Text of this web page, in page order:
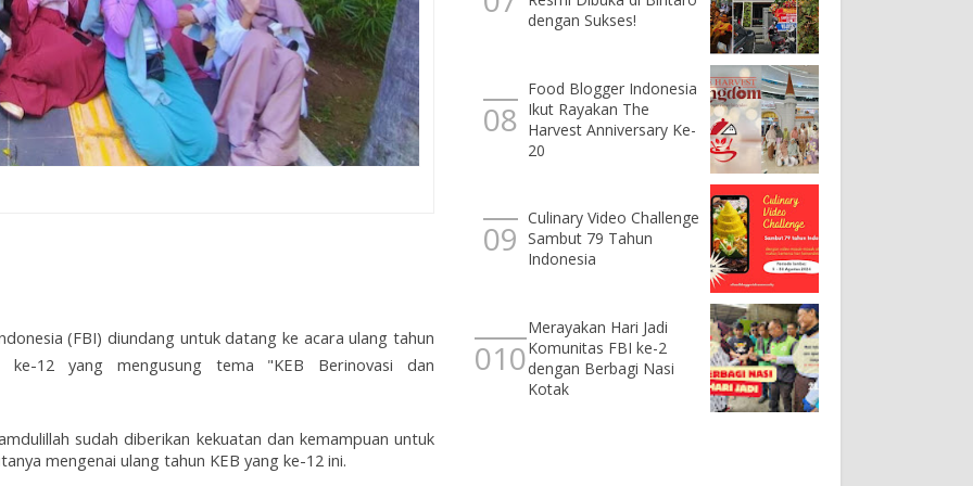
(FBI) diundang untuk datang ke acara ulang tahun
ke-12 yang mengusung tema "KEB Berinovasi dan
sudah diberikan kekuatan dan kemampuan untuk
mengenai ulang tahun KEB yang ke-12 ini.
dengan Sukses!
Food Blogger Indonesia
Ikut Rayakan The
Harvest Anniversary Ke-
20
Culinary Video Challenge
Sambut 79 Tahun
Indonesia
Merayakan Hari Jadi
Komunitas FBI ke-2
dengan Berbagi Nasi
Kotak